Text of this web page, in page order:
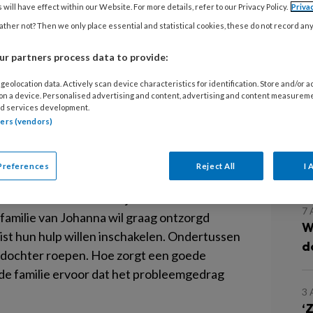
en Expertise (CCE) heeft een e-
die in de VVT werken.
met familieleden van je cliënt
behandeld. Zij heeft dementie en
van Johanna wil graag ontzorgd
hun hulp willen inschakelen. Ondertussen
roepen. Hoe zorgt een goede
familie ervoor dat het probleemgedrag
7
3
will have effect within our Website. For more details, refer to our Privacy Policy.
not? Then we only place essential and statistical cookies, these do not record
partners process data to provide:
data. Actively scan device characteristics for identification. Store and/or
a device. Personalised advertising and content, advertising and content
services development.
(vendors)
Reject All I